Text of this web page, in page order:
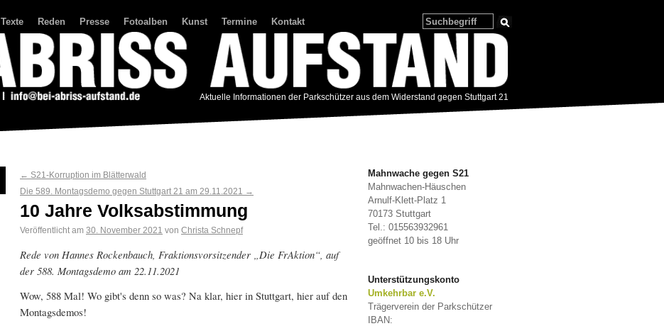
Texte Reden Presse Fotoalben Kunst Termine Kontakt
Aktuelle Informationen der Parkschützer aus dem Widerstand gegen Stuttgart 21
← S21-Korruption im Blätterwald
Die 589. Montagsdemo gegen Stuttgart 21 am 29.11.2021
→
10 Jahre Volksabstimmung
Veröffentlicht am 30. November 2021 von Christa Schnepf
Rede von Hannes Rockenbauch, Fraktionsvorsitzender „Die FrAktion“, auf
der 588. Montagsdemo am 22.11.2021
Wow, 588 Mal! Wo gibt's denn so was? Na klar, hier in Stuttgart, hier auf den
Montagsdemos!
Mahnwache gegen S21
Mahnwachen-Häuschen
Arnulf-Klett-Platz 1
70173 Stuttgart
Tel.: 015563932961
geöffnet 10 bis 18 Uhr
Unterstützungskonto
Umkehrbar e.V.
Trägerverein der Parkschützer
IBAN: